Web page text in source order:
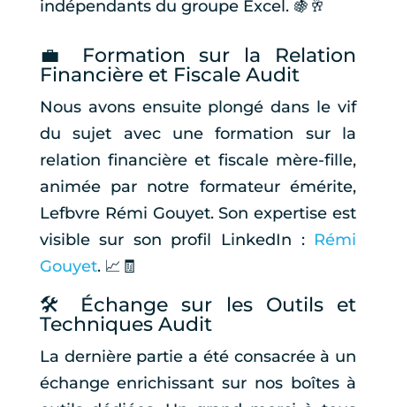
indépendants du groupe Excel. 🍇🥂
💼 Formation sur la Relation
Financière et Fiscale Audit
Nous avons ensuite plongé dans le vif
du sujet avec une formation sur la
relation financière et fiscale mère-fille,
animée par notre formateur émérite,
Lefbvre Rémi Gouyet. Son expertise est
visible sur son profil LinkedIn : Rémi
Gouyet. 📈🧾
🛠 Échange sur les Outils et
Techniques Audit
La dernière partie a été consacrée à un
échange enrichissant sur nos boîtes à